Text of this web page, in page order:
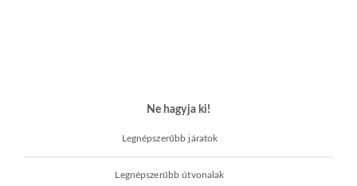
Ne hagyja ki!
Legnépszerűbb járatok
Legnépszerűbb útvonalak